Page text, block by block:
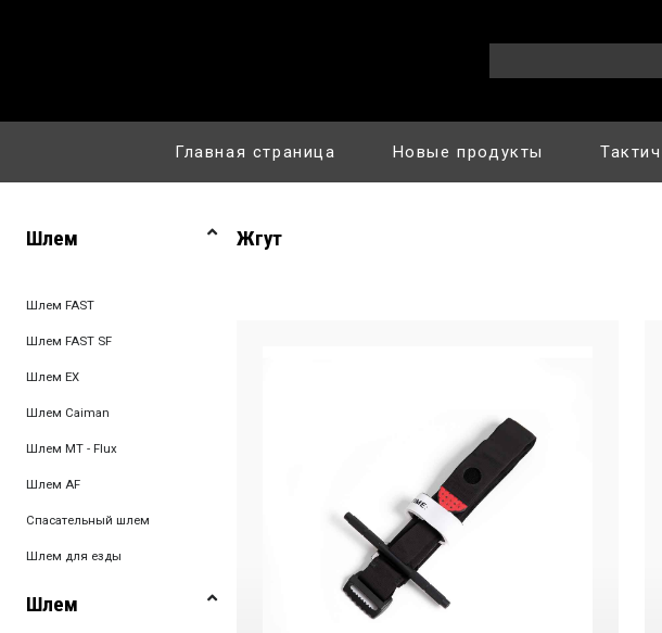
Главная страница Новые продукты
Шлем
Шлем FAST
Шлем FAST SF
Шлем EX
Шлем Caiman
Шлем MT - Flux
Шлем AF
Спасательный шлем
Шлем для езды
Шлем
Жгут